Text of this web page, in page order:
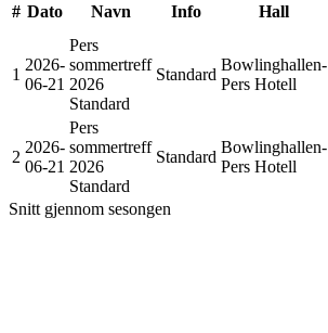
# Dato Navn Info Hall
1
2026-
06-21
Pers
sommertreff
2026
Standard
Standard
Bowlinghallen-
Pers Hotell
2
2026-
06-21
Pers
sommertreff
2026
Standard
Standard
Bowlinghallen-
Pers Hotell
Snitt gjennom sesongen